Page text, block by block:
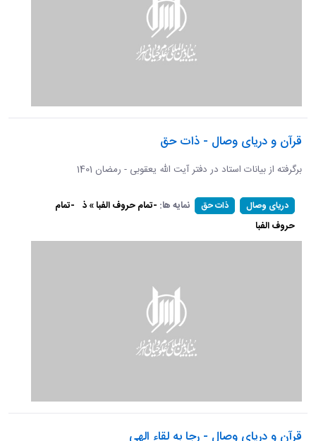
قرآن و دریای وصال - ذات حق
برگرفته از بیانات استاد در دفتر آیت الله یعقوبی - رمضان 1401
دریای وصال ذات حق نمایه ها: -تمام حروف الفبا » ذ -تمام
حروف الفبا
قرآن و دریای وصال - رجا به لقاء الهی